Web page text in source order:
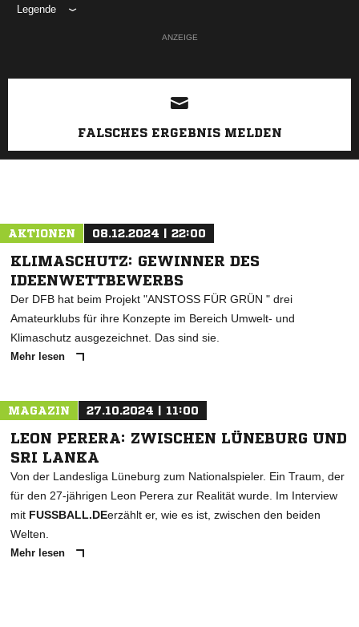
Legende
ANZEIGE
FALSCHES ERGEBNIS MELDEN
AKTIONEN 08.12.2024 | 22:00
KLIMASCHUTZ: GEWINNER DES
IDEENWETTBEWERBS
Der DFB hat beim Projekt "ANSTOSS FÜR GRÜN " drei
Amateurklubs für ihre Konzepte im Bereich Umwelt- und
Klimaschutz ausgezeichnet. Das sind sie.
Mehr lesen
MAGAZIN 27.10.2024 | 11:00
LEON PERERA: ZWISCHEN LÜNEBURG UND
SRI LANKA
Von der Landesliga Lüneburg zum Nationalspieler. Ein Traum, der
für den 27-jährigen Leon Perera zur Realität wurde. Im Interview
mit FUSSBALL.DEerzählt er, wie es ist, zwischen den beiden
Welten.
Mehr lesen